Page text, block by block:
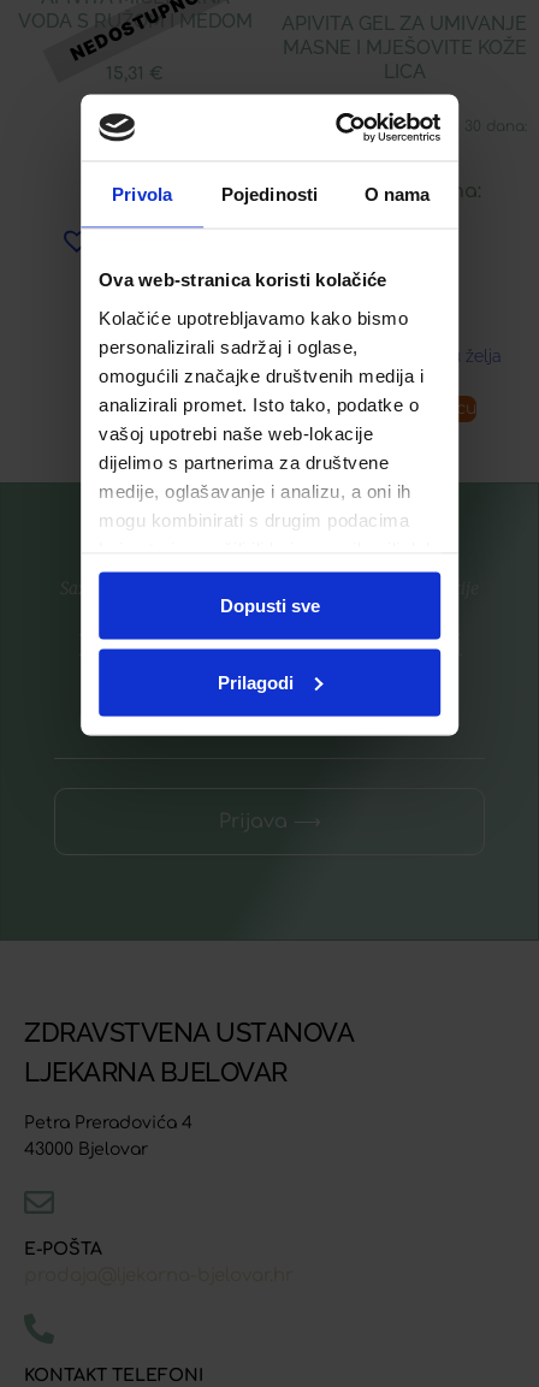
Privola Pojedinosti O nama
Ova web-stranica koristi kolačiće
Kolačiće upotrebljavamo kako bismo
personalizirali sadržaj i oglase,
omogućili značajke društvenih medija i
analizirali promet. Isto tako, podatke o
vašoj upotrebi naše web-lokacije
dijelimo s partnerima za društvene
medije, oglašavanje i analizu, a oni ih
mogu kombinirati s drugim podacima
ste upotrebljavali njihove usluge.
Dopusti sve
Prilagodi
VODA S RUŽOM I MEDOM
15,31 €
Pročitaj više
APIVITA GEL ZA UMIVANJE
MASNE I MJEŠOVITE KOŽE
LICA
Najniža cijena u zadnjih 30 dana:
16,89€
Snižena cijena:
8,45
Dodaj u listu želja
Dodaj u košaricu
Saznajte prvi za nove proizvode i ekskluzivne promocije
Prijavite se na listu za novosti
Prijava ⟶
ZDRAVSTVENA USTANOVA
LJEKARNA BJELOVAR
Petra Preradovića 4
43000 Bjelovar
E-POŠTA
KONTAKT TELEFONI